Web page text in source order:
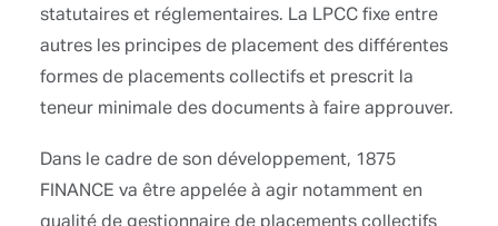
statutaires et réglementaires. La LPCC fixe entre
autres les principes de placement des différentes
formes de placements collectifs et prescrit la
teneur minimale des documents à faire approuver.
Dans le cadre de son développement, 1875
FINANCE va être appelée à agir notamment en
qualité de gestionnaire de placements collectifs